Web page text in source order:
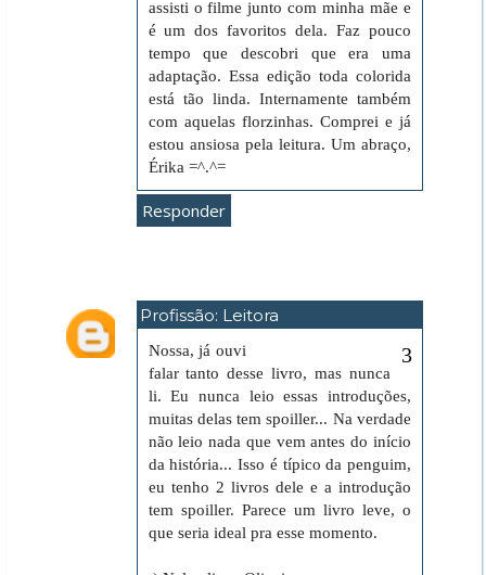
assisti o filme junto com minha mãe e
é um dos favoritos dela. Faz pouco
tempo que descobri que era uma
adaptação. Essa edição toda colorida
está tão linda. Internamente também
com aquelas florzinhas. Comprei e já
estou ansiosa pela leitura. Um abraço,
Érika =^.^=
Responder
Profissão: Leitora
Nossa, já ouvi
falar tanto desse livro, mas nunca
li. Eu nunca leio essas introduções,
muitas delas tem spoiller... Na verdade
não leio nada que vem antes do início
da história... Isso é típico da penguim,
eu tenho 2 livros dele e a introdução
tem spoiller. Parece um livro leve, o
que seria ideal pra esse momento.